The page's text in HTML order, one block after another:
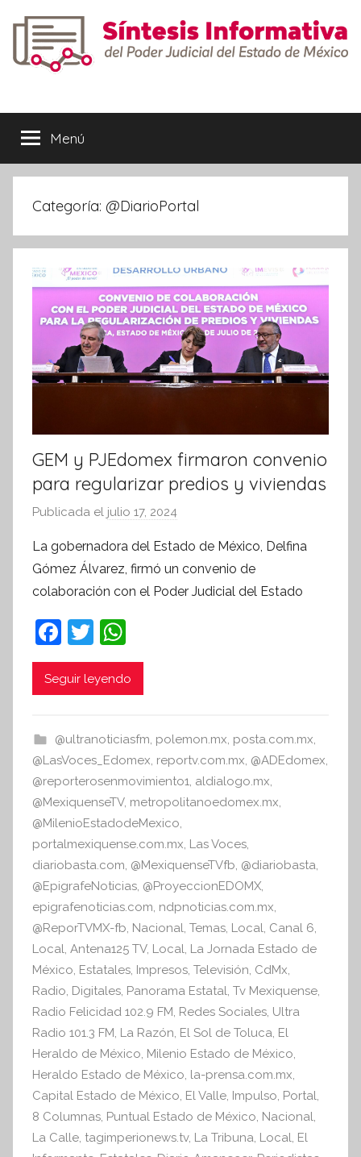
contenido
Menú
Categoría: @DiarioPortal
GEM y PJEdomex firmaron convenio
para regularizar predios y viviendas
Publicada el julio 17, 2024
r
S
í
I
n
f
o
r
m
a
t
i
v
a
La gobernadora del Estado de México, Delfina
Gómez Álvarez, firmó un convenio de
colaboración con el Poder Judicial del Estado
F
a
c
b
o
o
k
T
w
itt
h
at
A
p
p
Seguir leyendo
@ultranoticiasfm, polemon.mx, posta.com.mx,
@LasVoces_Edomex, reportv.com.mx, @ADEdomex,
@reporterosenmovimiento1, aldialogo.mx,
@MexiquenseTV, metropolitanoedomex.mx,
@MilenioEstadodeMexico,
portalmexiquense.com.mx, Las Voces,
diariobasta.com, @MexiquenseTVfb, @diariobasta,
@EpigrafeNoticias, @ProyeccionEDOMX,
epigrafenoticias.com, ndpnoticias.com.mx,
@ReporTVMX-fb, Nacional, Temas, Local, Canal 6,
Local, Antena125 TV, Local, La Jornada Estado de
México, Estatales, Impresos, Televisión, CdMx,
Radio, Digitales, Panorama Estatal, Tv Mexiquense,
Radio Felicidad 102.9 FM, Redes Sociales, Ultra
Radio 101.3 FM, La Razón, El Sol de Toluca, El
Heraldo de México, Milenio Estado de México,
Heraldo Estado de México, la-prensa.com.mx,
Capital Estado de México, El Valle, Impulso, Portal,
8 Columnas, Puntual Estado de México, Nacional,
La Calle, tagimperionews.tv, La Tribuna, Local, El